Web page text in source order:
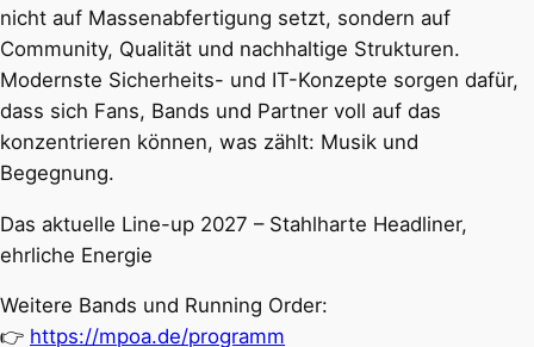
nicht auf Massenabfertigung setzt, sondern auf
Community, Qualität und nachhaltige Strukturen.
Modernste Sicherheits- und IT-Konzepte sorgen dafür,
dass sich Fans, Bands und Partner voll auf das
konzentrieren können, was zählt: Musik und
Begegnung.
Das aktuelle Line-up 2027 – Stahlharte Headliner,
ehrliche Energie
Weitere Bands und Running Order:
👉 https://mpoa.de/programm